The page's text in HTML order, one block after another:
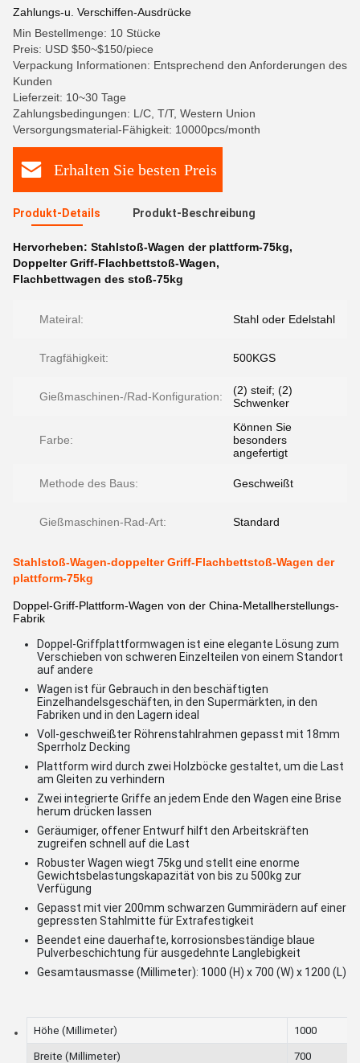
Zahlungs-u. Verschiffen-Ausdrücke
Min Bestellmenge: 10 Stücke
Preis: USD $50~$150/piece
Verpackung Informationen: Entsprechend den Anforderungen des
Kunden
Lieferzeit: 10~30 Tage
Zahlungsbedingungen: L/C, T/T, Western Union
Versorgungsmaterial-Fähigkeit: 10000pcs/month
Erhalten Sie besten Preis
Produkt-Details Produkt-Beschreibung
Hervorheben: Stahlstoß-Wagen der plattform-75kg,
Doppelter Griff-Flachbettstoß-Wagen,
Flachbettwagen des stoß-75kg
Mateiral: Stahl oder Edelstahl
Tragfähigkeit: 500KGS
Gießmaschinen-/Rad-Konfiguration:
(2) steif; (2)
Schwenker
Farbe:
Können Sie
besonders
angefertigt
Methode des Baus: Geschweißt
Gießmaschinen-Rad-Art: Standard
Stahlstoß-Wagen-doppelter Griff-Flachbettstoß-Wagen der
plattform-75kg
Doppel-Griff-Plattform-Wagen von der China-Metallherstellungs-
Fabrik
Doppel-Griffplattformwagen ist eine elegante Lösung zum
Verschieben von schweren Einzelteilen von einem Standort
auf andere
Wagen ist für Gebrauch in den beschäftigten
Einzelhandelsgeschäften, in den Supermärkten, in den
Fabriken und in den Lagern ideal
Voll-geschweißter Röhrenstahlrahmen gepasst mit 18mm
Sperrholz Decking
Plattform wird durch zwei Holzböcke gestaltet, um die Last
am Gleiten zu verhindern
Zwei integrierte Griffe an jedem Ende den Wagen eine Brise
herum drücken lassen
Geräumiger, offener Entwurf hilft den Arbeitskräften
zugreifen schnell auf die Last
Robuster Wagen wiegt 75kg und stellt eine enorme
Gewichtsbelastungskapazität von bis zu 500kg zur
Verfügung
Gepasst mit vier 200mm schwarzen Gummirädern auf einer
gepressten Stahlmitte für Extrafestigkeit
Beendet eine dauerhafte, korrosionsbeständige blaue
Pulverbeschichtung für ausgedehnte Langlebigkeit
Gesamtausmasse (Millimeter): 1000 (H) x 700 (W) x 1200 (L)
Höhe (Millimeter) 1000
Breite (Millimeter) 700